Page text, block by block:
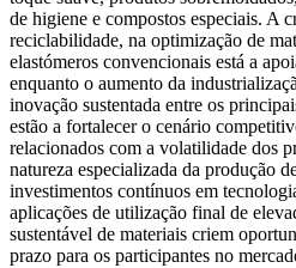
de higiene e compostos especiais. A
reciclabilidade, na optimização de
elastómeros convencionais está a
enquanto o aumento da
inovação sustentada entre os
estão a fortalecer o cenário
relacionados com a volatilidade dos
natureza especializada da produção
investimentos contínuos em
aplicações de utilização final de
sustentável de materiais criem
prazo para os participantes no